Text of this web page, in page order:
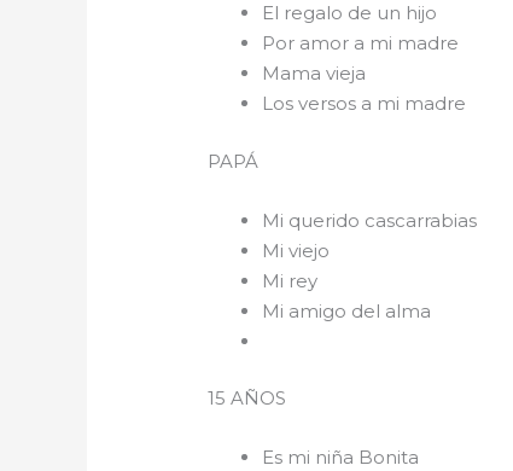
El regalo de un hijo
Por amor a mi madre
Mama vieja
Los versos a mi madre
PAPÁ
Mi querido cascarrabias
Mi viejo
Mi rey
Mi amigo del alma
15 AÑOS
Es mi niña Bonita